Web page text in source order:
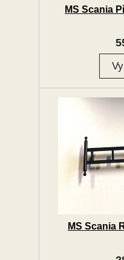
MS Scania
MS Scania